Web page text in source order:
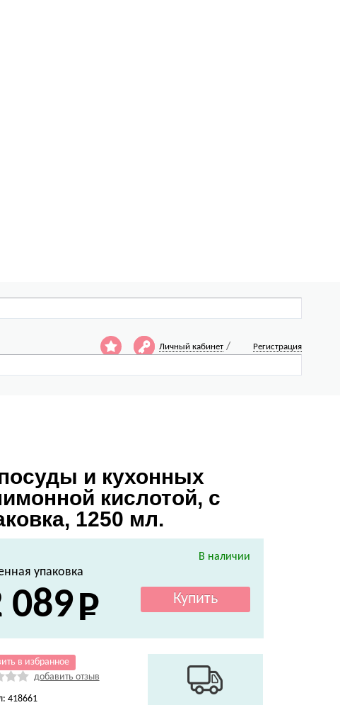
Личный кабинет / Регистрация
и кухонных
кислотой, с
1250 мл.
В наличии
упаковка
089
в избранное
добавить отзыв
418661